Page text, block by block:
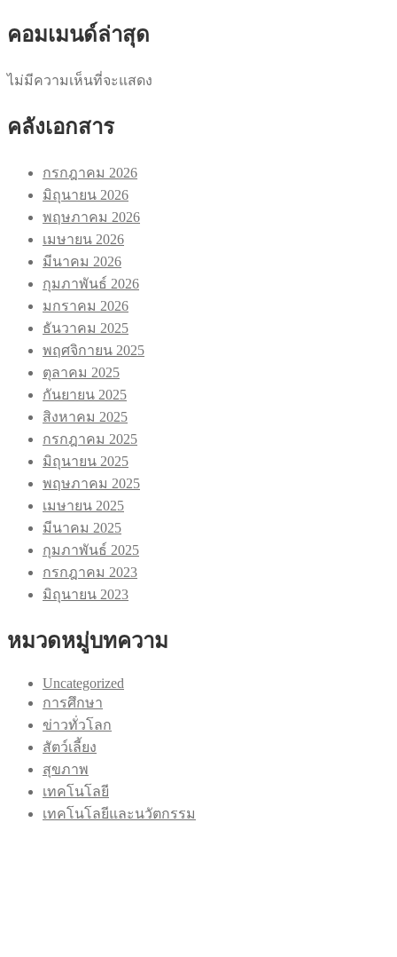
คอมเมนด์ล่าสุด
ไม่มีความเห็นที่จะแสดง
คลังเอกสาร
กรกฎาคม 2026
มิถุนายน 2026
พฤษภาคม 2026
เมษายน 2026
มีนาคม 2026
กุมภาพันธ์ 2026
มกราคม 2026
ธันวาคม 2025
พฤศจิกายน 2025
ตุลาคม 2025
กันยายน 2025
สิงหาคม 2025
กรกฎาคม 2025
มิถุนายน 2025
พฤษภาคม 2025
เมษายน 2025
มีนาคม 2025
กุมภาพันธ์ 2025
กรกฎาคม 2023
มิถุนายน 2023
หมวดหมู่บทความ
Uncategorized
การศึกษา
ข่าวทั่วโลก
สัตว์เลี้ยง
สุขภาพ
เทคโนโลยี
เทคโนโลยีและนวัตกรรม